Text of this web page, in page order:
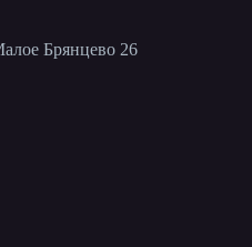
Брянцево 26